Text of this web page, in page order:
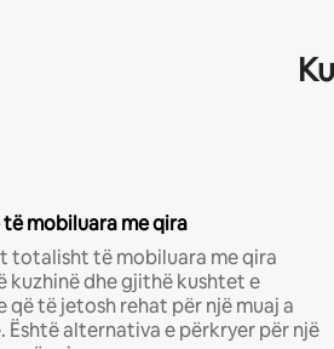
mobiluara me qira
totalisht të mobiluara me qira
kuzhinë dhe gjithë kushtet e
që të jetosh rehat për një muaj a
Është alternativa e përkryer për një